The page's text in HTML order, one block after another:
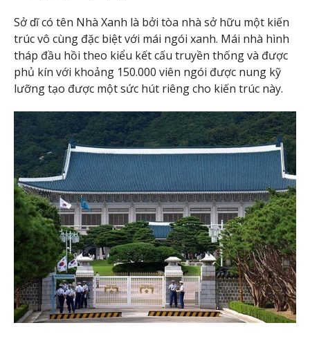
Sở dĩ có tên Nhà Xanh là bởi tòa nhà sở hữu một kiến
trúc vô cùng đặc biệt với mái ngói xanh. Mái nhà hình
tháp đầu hồi theo kiểu kết cấu truyền thống và được
phủ kín với khoảng 150.000 viên ngói được nung kỹ
lưỡng tạo được một sức hút riêng cho kiến trúc này.